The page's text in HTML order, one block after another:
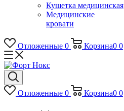
Кушетка медицинская
Медицинские
кровати
Отложенные 0 Корзина0 0
Отложенные 0 Корзина0 0